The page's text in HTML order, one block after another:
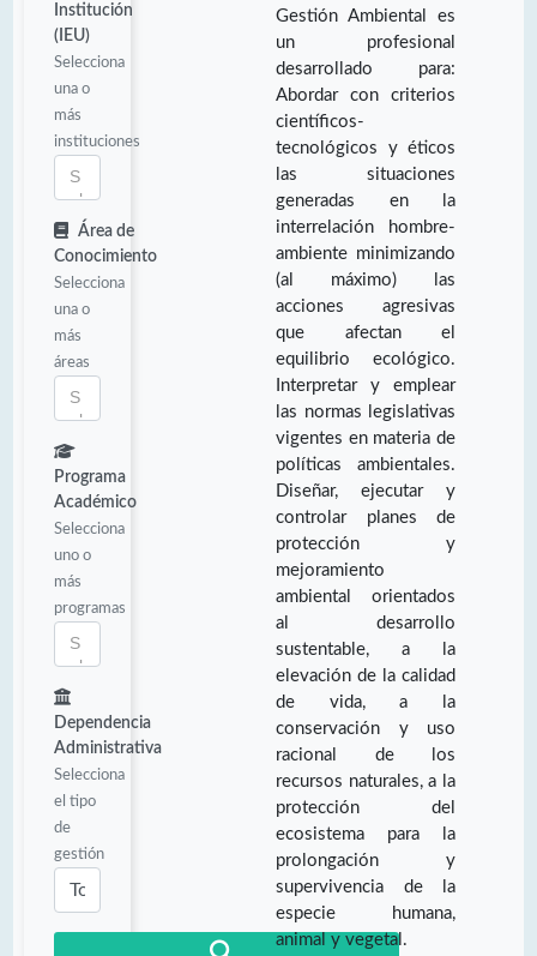
Institución
(IEU)
Selecciona
una o
más
instituciones
Área de
Conocimiento
Selecciona
una o
más
áreas
Programa
Académico
Selecciona
uno o
más
programas
Dependencia
Administrativa
Selecciona
el tipo
de
gestión
Gestión Ambiental es
un profesional
desarrollado para:
Abordar con criterios
científicos-
tecnológicos y éticos
las situaciones
generadas en la
interrelación hombre-
ambiente minimizando
(al máximo) las
acciones agresivas
que afectan el
equilibrio ecológico.
Interpretar y emplear
las normas legislativas
vigentes en materia de
políticas ambientales.
Diseñar, ejecutar y
controlar planes de
protección y
mejoramiento
ambiental orientados
al desarrollo
sustentable, a la
elevación de la calidad
de vida, a la
conservación y uso
racional de los
recursos naturales, a la
protección del
ecosistema para la
prolongación y
supervivencia de la
especie humana,
animal y vegetal.